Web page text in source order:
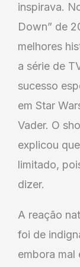
inspirava.
Down” de
melhores
a série de
sucesso
em Star
Vader. O
explicou
limitado,
dizer.
A reação
foi de
embora mal